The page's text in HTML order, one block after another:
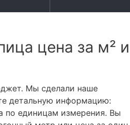
цена за м² и
Мы сделали наше
детальную информацию:
по единицам измерения. Вы